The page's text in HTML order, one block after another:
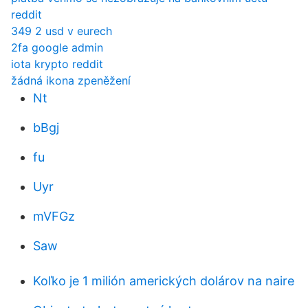
reddit
349 2 usd v eurech
2fa google admin
iota krypto reddit
žádná ikona zpeněžení
Nt
bBgj
fu
Uyr
mVFGz
Saw
Koľko je 1 milión amerických dolárov na naire